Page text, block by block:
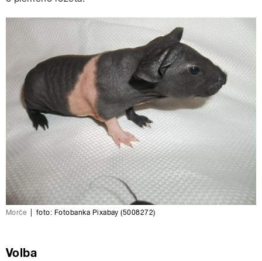
Morče foto: Fotobanka Pixabay (5008272)
Volba